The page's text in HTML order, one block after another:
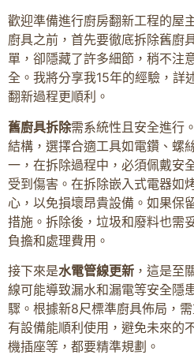
歡迎準備進行廚房翻新工程的屋
廚具之前，首先要徹底拆除舊廚
單，卻隱藏了許多細節，稍不注
全。我將分享我15年的經驗，詳
翻新過程更順利。
舊廚具拆除需系統性且安全進行
結構，選擇合適工具如電鑽、螺
一，在拆除過程中，必須佩戴安
受到傷害。在拆除嵌入式電器如
心，以免損壞昂貴設備。如果保
措施。拆除後，垃圾和廢料也需
負擔和處理費用。
接下來是水電管線更新 ，這是至
線可能導致漏水和漏電等安全隱
驟。根據新8尺標準廚具佈局，
有設備能順利使用，避免未來的
機插座等，都要精準規劃。